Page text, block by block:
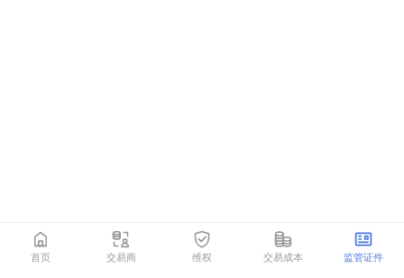
首页 交易商 维权 交易成本 监管证件